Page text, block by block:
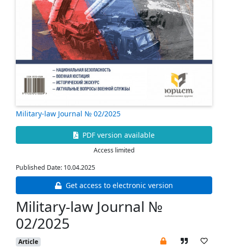
Military-law Journal № 02/2025
PDF version available
Access limited
Published Date: 10.04.2025
Get access to electronic version
Military-law Journal №
02/2025
Article